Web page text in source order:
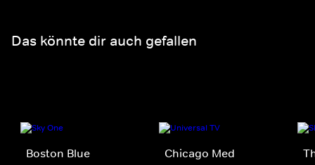
Das könnte dir auch gefallen
Boston Blue Chicago Med